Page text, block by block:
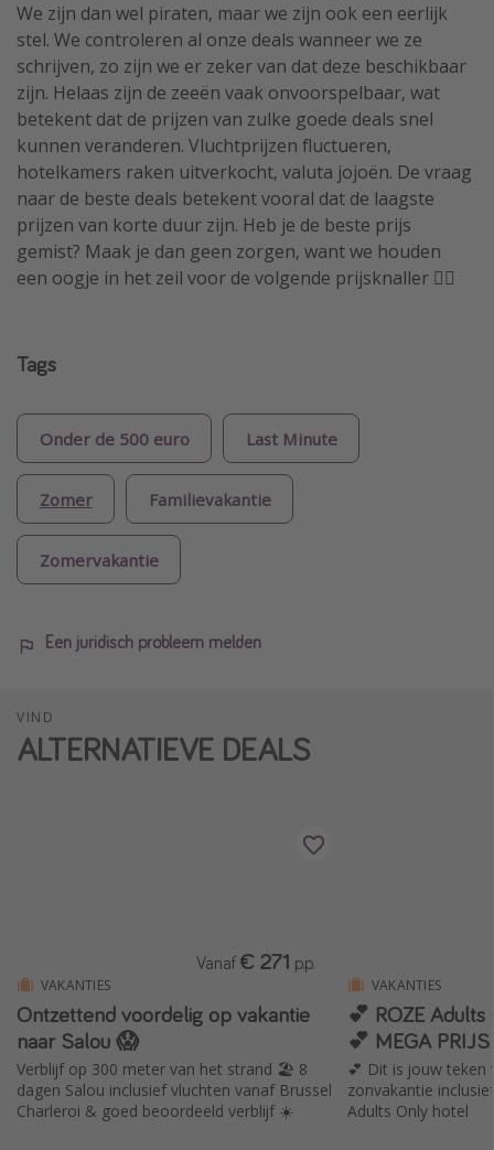
We zijn dan wel piraten, maar we zijn ook een eerlijk
stel. We controleren al onze deals wanneer we ze
schrijven, zo zijn we er zeker van dat deze beschikbaar
zijn. Helaas zijn de zeeën vaak onvoorspelbaar, wat
betekent dat de prijzen van zulke goede deals snel
kunnen veranderen. Vluchtprijzen fluctueren,
hotelkamers raken uitverkocht, valuta jojoën. De vraag
naar de beste deals betekent vooral dat de laagste
prijzen van korte duur zijn. Heb je de beste prijs
gemist? Maak je dan geen zorgen, want we houden
een oogje in het zeil voor de volgende prijsknaller 🏴‍☠️
Tags
Onder de 500 euro Last Minute
Zomer Familievakantie
Zomervakantie
Een juridisch probleem melden
VIND
ALTERNATIEVE DEALS
VAKANTIES
Ontzettend voordelig op vakantie
naar Salou 😱
Verblijf op 300 meter van het strand 🏖️ 8
dagen Salou inclusief vluchten vanaf Brussel
Charleroi & goed beoordeeld verblijf ☀️
Vanaf € 271 p.p.
VAKANTIES
💕 ROZE
💕 MEGA
💕 Dit is jouw
zonvakantie
Adults Only hotel